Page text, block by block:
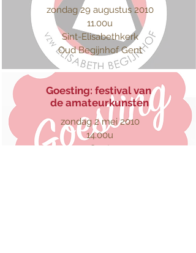
zondag 29 augustus 2010
11.00u
Sint-Elisabethkerk
Oud Begijnhof Gent
Goesting: festival van
de amateurkunsten
zondag 2 mei 2010
14.00u
Gent